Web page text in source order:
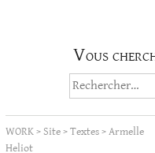
Vous
Rechercher :
WORK> Site>Textes>Armelle
Heliot